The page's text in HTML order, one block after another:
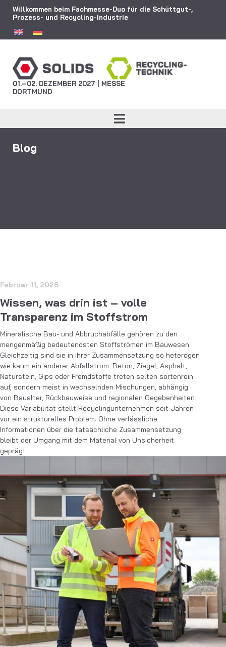
Willkommen beim Fachmesse-Duo für die Schüttgut-,
Prozess- und Recycling-Industrie
01.–02. DEZEMBER 2027 | MESSE
DORTMUND
Blog
Februar 11, 2026
Wissen, was drin ist – volle
Transparenz im Stoffstrom
Mineralische Bau- und Abbruchabfälle gehören zu den
mengenmäßig bedeutendsten Stoffströmen im Bauwesen.
Gleichzeitig sind sie in ihrer Zusammensetzung so heterogen
wie kaum ein anderer Abfallstrom. Beton, Ziegel, Asphalt,
Naturstein, Gips oder Fremdstoffe treten selten sortenrein
auf, sondern meist in wechselnden Mischungen, abhängig
von Baualter, Rückbauweise und regionalen Gegebenheiten.
Diese Variabilität stellt Recyclingunternehmen seit Jahren
vor ein strukturelles Problem: Ohne verlässliche
Informationen über die tatsächliche Zusammensetzung
bleibt der Umgang mit dem Material von Unsicherheit
geprägt.